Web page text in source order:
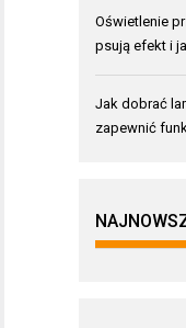
Oświetlenie
psują efekt i
Jak dobrać
zapewnić